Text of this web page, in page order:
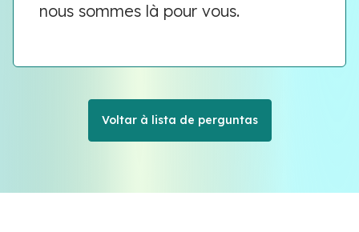
nous sommes là pour vous.
Voltar à lista de perguntas